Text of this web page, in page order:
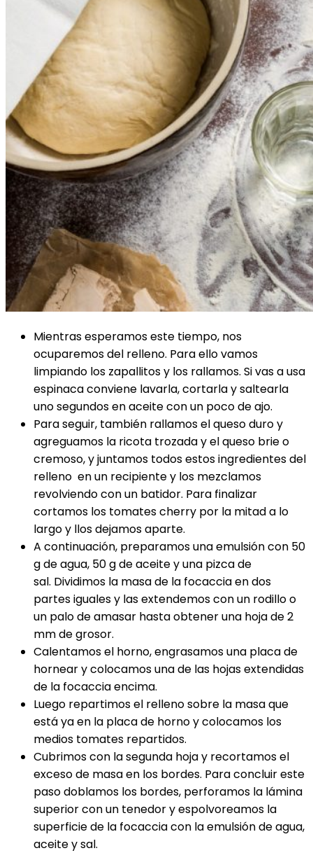
Mientras esperamos este tiempo, nos
ocuparemos del relleno. Para ello vamos
limpiando los zapallitos y los rallamos. Si vas a usa
espinaca conviene lavarla, cortarla y saltearla
uno segundos en aceite con un poco de ajo.
Para seguir, también rallamos el queso duro y
agreguamos la ricota trozada y el queso brie o
cremoso, y juntamos todos estos ingredientes del
relleno en un recipiente y los mezclamos
revolviendo con un batidor. Para finalizar
cortamos los tomates cherry por la mitad a lo
largo y llos dejamos aparte.
A continuación, preparamos una emulsión con 50
g de agua, 50 g de aceite y una pizca de
sal. Dividimos la masa de la focaccia en dos
partes iguales y las extendemos con un rodillo o
un palo de amasar hasta obtener una hoja de 2
mm de grosor.
Calentamos el horno, engrasamos una placa de
hornear y colocamos una de las hojas extendidas
de la focaccia encima.
Luego repartimos el relleno sobre la masa que
está ya en la placa de horno y colocamos los
medios tomates repartidos.
Cubrimos con la segunda hoja y recortamos el
exceso de masa en los bordes. Para concluir este
paso doblamos los bordes, perforamos la lámina
superior con un tenedor y espolvoreamos la
superficie de la focaccia con la emulsión de agua,
aceite y sal.